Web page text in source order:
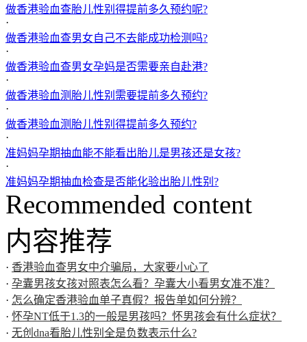
做香港验血查胎儿性别得提前多久预约呢?
·
做香港验血查男女自己不去能成功检测吗?
·
做香港验血查男女孕妈是否需要亲自赴港?
·
做香港验血测胎儿性别需要提前多久预约?
·
做香港验血测胎儿性别得提前多久预约?
·
准妈妈孕期抽血能不能看出胎儿是男孩还是女孩?
·
准妈妈孕期抽血检查是否能化验出胎儿性别?
Recommended content
内容推荐
· 香港验血查男女中介骗局，大家要小心了
· 孕囊男孩女孩对照表怎么看？孕囊大小看男女准不准？
· 怎么确定香港验血单子真假？报告单如何分辨？
· 怀孕NT低于1.3的一般是男孩吗？怀男孩会有什么症状？
· 无创dna看胎儿性别全是负数表示什么?